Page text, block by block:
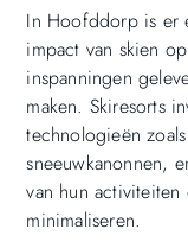
In Hoofddorp is er
impact van skien
inspanningen
maken. Skiresorts
technologieën
sneeuwkanonnen,
van hun
minimaliseren.